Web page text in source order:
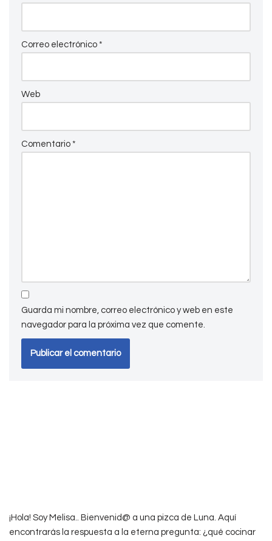
Correo electrónico *
Web
Comentario *
Guarda mi nombre, correo electrónico y web en este
navegador para la próxima vez que comente.
¡Hola! Soy Melisa.. Bienvenid@ a una pizca de Luna. Aquí
encontrarás la respuesta a la eterna pregunta: ¿qué cocinar